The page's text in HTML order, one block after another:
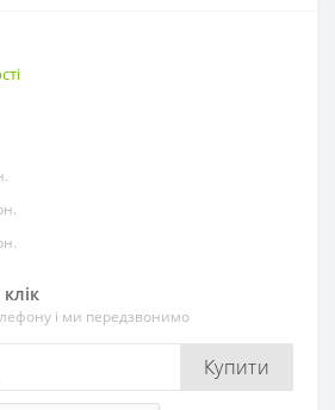
і ми передзвонимо
Купити